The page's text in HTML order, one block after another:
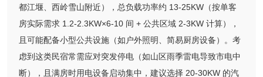
都江堰、西岭雪山附近），总负载功率约 13-25KW（按单客
房实际需求 1.2-2.3KW×6-10 间 + 公共区域 2-3KW 计算），
且可能配备小型公共设施（如户外照明、简易厨房设备）。考
虑到这类民宿常需应对突发停电（如山区雨季雷电导致市电中
断），且满房时用电设备启动集中，建议选择 20-30KW 的汽